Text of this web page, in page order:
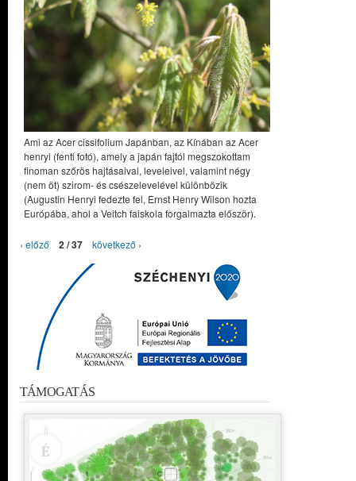
Ami az Acer cissifolium Japánban, az Kínában az Acer
henryi (fenti fotó), amely a japán fajtól megszokottam
finoman szőrös hajtásaival, leveleivel, valamint négy
(nem öt) szirom- és csészelevelével különbözik
(Augustin Henryi fedezte fel, Ernst Henry Wilson hozta
Európába, ahol a Veitch faiskola forgalmazta először).
‹ előző 2 / 37 következő ›
TÁMOGATÁS